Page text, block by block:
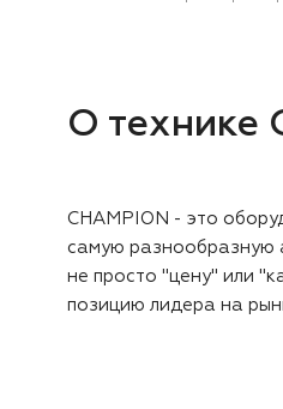
О технике
CHAMPION - это
самую разнообразную
не просто "цену" или
позицию лидера на